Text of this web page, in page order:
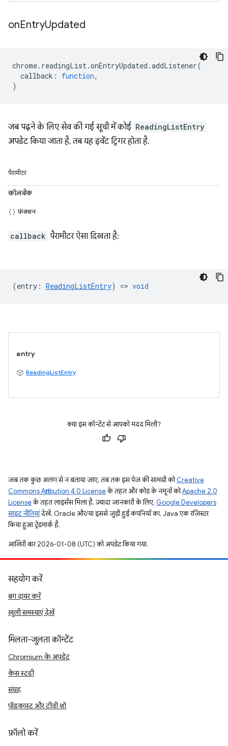
onEntryUpdated
chrome. readingList .onEntryUpdated .addListener(
callback : function,
)
जब पढ़ने के लिए सेव की गई सूची में कोई ReadingListEntry
अपडेट किया जाता है, तब यह इवेंट ट्रिगर होता है.
पैरामीटर
कॉलबैक
फ़ंक्शन
callback पैरामीटर ऐसा दिखता है:
(entry : ReadingListEntry) => void
entry
ReadingListEntry
क्या इस कॉन्टेंट से आपको मदद मिली?
जब तक कुछ अलग से न बताया जाए, तब तक इस पेज की सामग्री कोCreative
Commons Attribution 4.0 Licenseके तहत और कोड के नमूनों कोApache 2.0
Licenseके तहत लाइसेंस मिला है. ज़्यादा जानकारी के लिए, Google Developers
साइट नीतियांदेखें. Oracle और/या इससे जुड़ी हुई कंपनियों का, Java एक रजिस्टर
किया हुआ ट्रेडमार्क है.
आखिरी बार 2026-01-08 (UTC) को अपडेट किया गया.
सहयोग करें
बग दायर करें
खुली समस्याएं देखें
मिलता-जुलता कॉन्टेंट
Chromium के अपडेट
केस स्टडी
संग्रह
पॉडकास्ट और टीवी शो
फ़ॉलो करें